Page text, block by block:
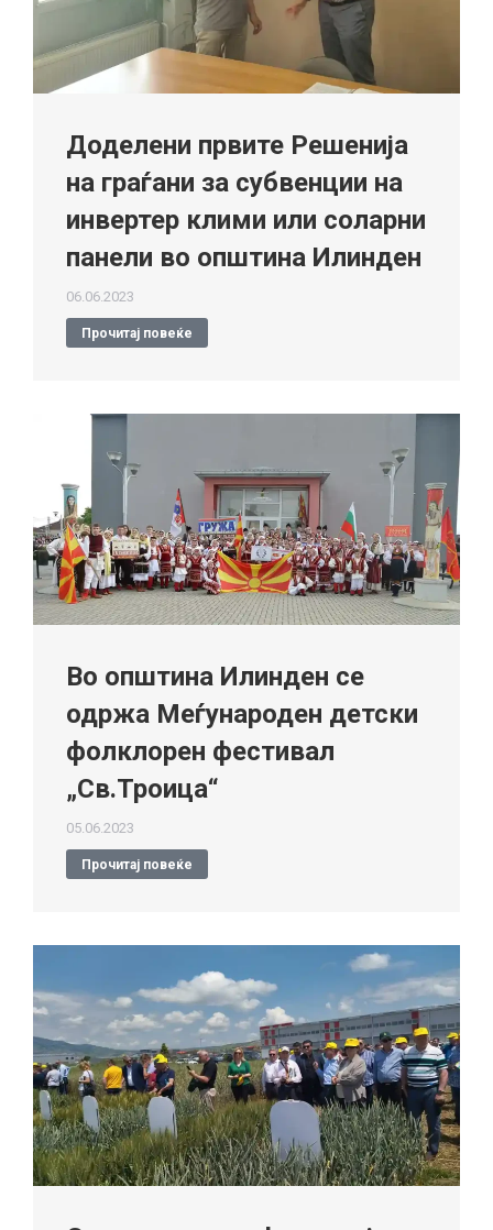
Доделени првите Решенија
на граѓани за субвенции на
инвертер клими или соларни
панели во општина Илинден
06.06.2023
Прочитај повеќе
Во општина Илинден се
одржа Меѓународен детски
фолклорен фестивал
„Св.Троица“
05.06.2023
Прочитај повеќе